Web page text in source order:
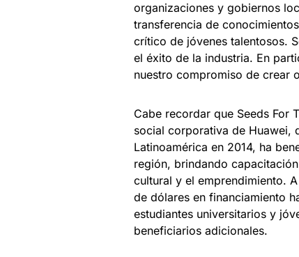
organizaciones y gobiernos
transferencia de
crítico de jóvenes talentosos.
el éxito de la industria. En
nuestro compromiso de crear
Cabe recordar que Seeds For
social corporativa de Huawei,
Latinoamérica en 2014, ha
región, brindando
cultural y el emprendimiento.
de dólares en financiamiento
estudiantes universitarios y
beneficiarios adicionales.